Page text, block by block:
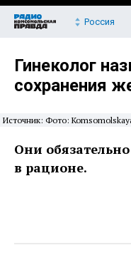
Россия
Гинеколог
сохранения
Источник: Фото:
Они
в рационе.